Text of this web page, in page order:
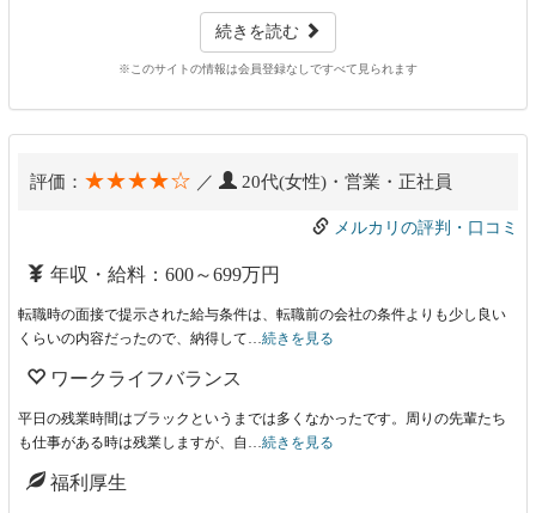
続きを読む
※このサイトの情報は会員登録なしですべて見られます
評価： ★★★★☆ ／ 20代(女性)・営業・正社員
メルカリの評判・口コミ
年収・給料：600～699万円
転職時の面接で提示された給与条件は、転職前の会社の条件よりも少し良い
くらいの内容だったので、納得して…続きを見る
ワークライフバランス
平日の残業時間はブラックというまでは多くなかったです。周りの先輩たち
も仕事がある時は残業しますが、自…続きを見る
福利厚生